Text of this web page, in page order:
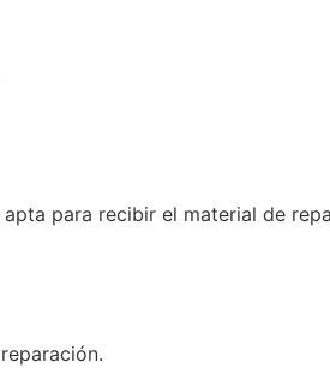
para recibir el material de